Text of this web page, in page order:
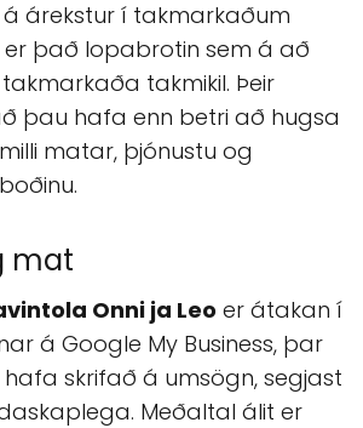
á árekstur í takmarkaðum
er það lopabrotin sem á að
takmikil. Þeir
þau hafa enn betri að hugsa
matar, þjónustu og
mat
Onni ja Leo er átakan í
á Google My Business, þar
hafa skrifað á umsögn, segjast
Meðaltal álit er